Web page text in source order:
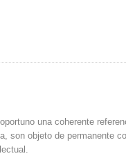
una coherente
son objeto de permanente